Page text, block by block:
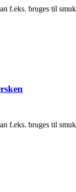
f.eks. bruges til
f.eks. bruges til